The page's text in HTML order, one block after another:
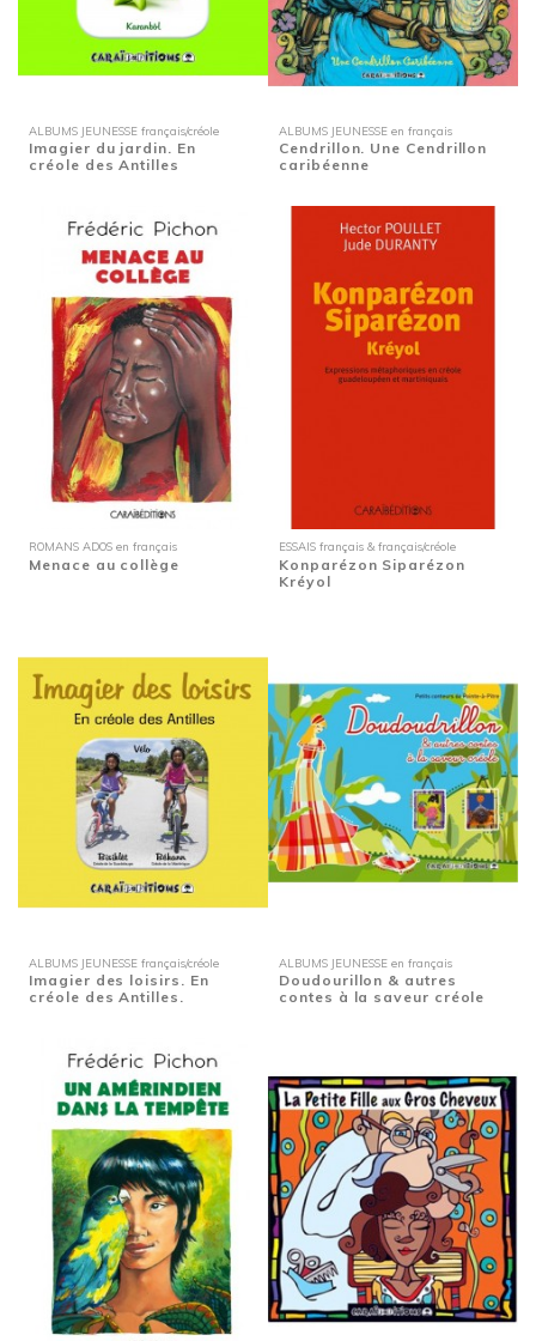
ALBUMS JEUNESSE français/créole
Imagier du jardin. En
créole des Antilles
ALBUMS JEUNESSE en français
Cendrillon. Une Cendrillon
caribéenne
ROMANS ADOS en français
Menace au collège
ESSAIS français & français/créole
Konparézon Siparézon
Kréyol
ALBUMS JEUNESSE français/créole
Imagier des loisirs. En
créole des Antilles.
ALBUMS JEUNESSE en français
Doudourillon & autres
contes à la saveur créole